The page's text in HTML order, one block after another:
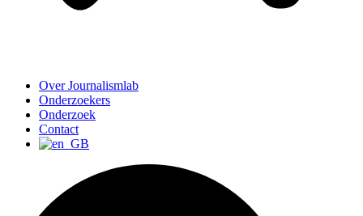
Over Journalismlab
Onderzoekers
Onderzoek
Contact